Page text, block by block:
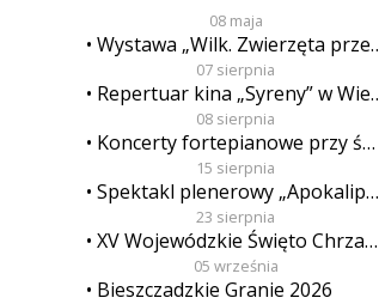
08 maja
Wystawa „Wilk. Zwierzęta przeklęte”
07 sierpnia
Repertuar kina „Syreny” w Wieluniu w dn. od 7 do 13 sierpnia
08 sierpnia
Koncerty fortepianowe przy świecach
15 sierpnia
Spektakl plenerowy „Apokalipsa”
23 sierpnia
XV Wojewódzkie Święto Chrzanu
05 września
Bieszczadzkie Granie 2026